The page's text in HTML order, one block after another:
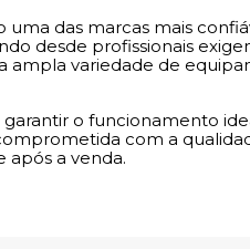
das marcas mais
desde profissionais
ampla variedade de
o funcionamento
com a
a venda.